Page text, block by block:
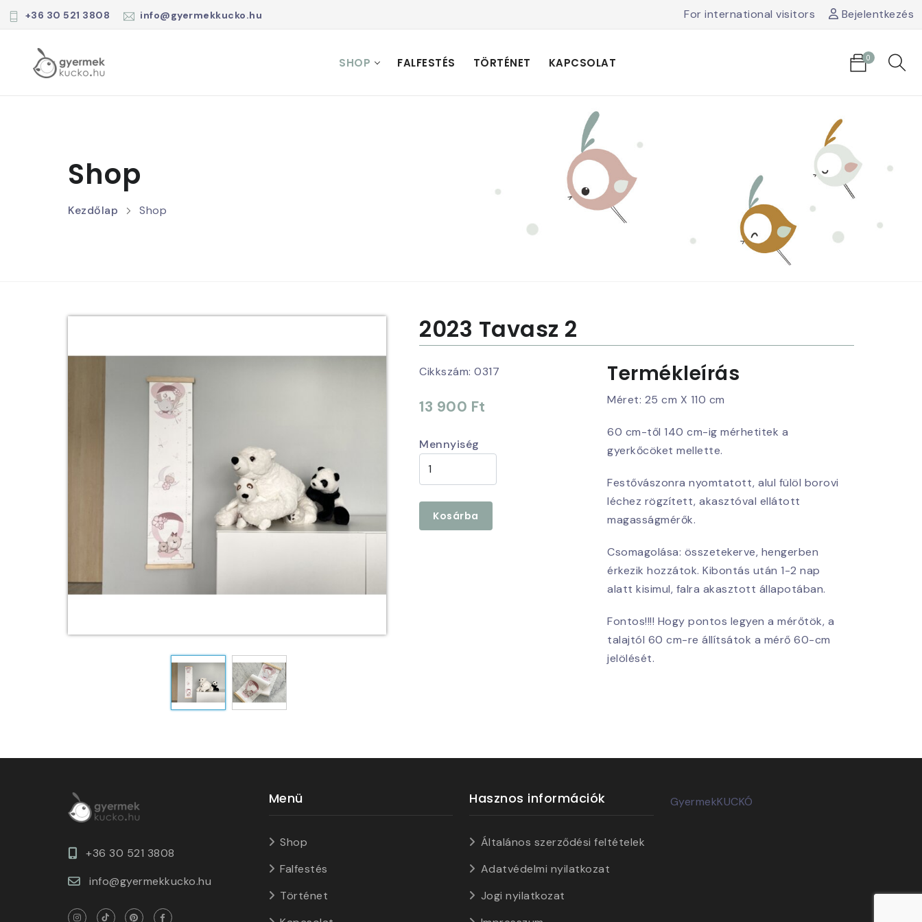
+36 30 521 3808 info@gyermekkucko.hu For international visitors Bejelentkezés
SHOP FALFESTÉS TÖRTÉNET KAPCSOLAT 0
Shop
Kezdőlap Shop
2023 Tavasz 2
Cikkszám: 0317
13 900 Ft
Mennyiség
Kosárba
Termékleírás
Méret: 25 cm X 110 cm
60 cm-től 140 cm-ig mérhetitek a
gyerkőcöket mellette.
Festővászonra nyomtatott, alul fülöl borovi
léchez rögzített, akasztóval ellátott
magasságmérők.
Csomagolása: összetekerve, hengerben
érkezik hozzátok. Kibontás után 1-2 nap
alatt kisimul, falra akasztott állapotában.
Fontos!!!! Hogy pontos legyen a mérőtök, a
talajtól 60 cm-re állítsátok a mérő 60-cm
jelölését.
+36 30 521 3808
info@gyermekkucko.hu
Menü
Shop
Falfestés
Történet
Hasznos információk
Általános szerződési feltételek
Adatvédelmi nyilatkozat
Jogi nyilatkozat
GyermekKUCKÓ